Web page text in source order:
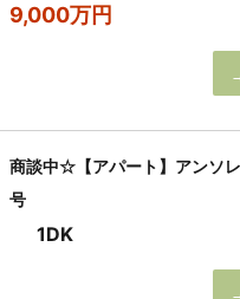
9,000万円
商談中☆【アパート】アンソ
号
1DK